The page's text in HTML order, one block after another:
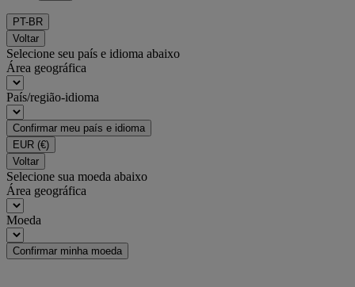
PT-BR
Voltar
Selecione seu país e idioma abaixo
Área geográfica
País/região-idioma
Confirmar meu país e idioma
EUR (€)
Voltar
Selecione sua moeda abaixo
Área geográfica
Moeda
Confirmar minha moeda